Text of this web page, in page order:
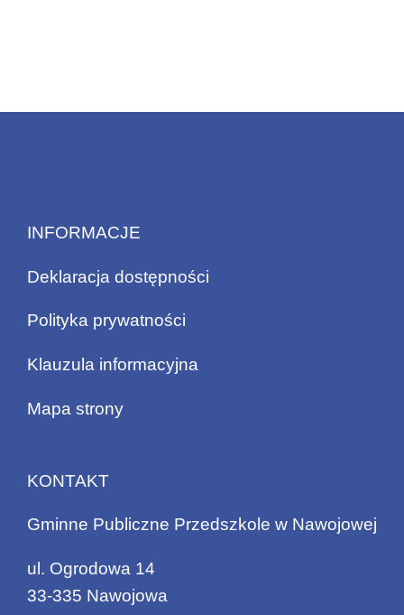
INFORMACJE
Deklaracja dostępności
Polityka prywatności
Klauzula informacyjna
Mapa strony
KONTAKT
Gminne Publiczne Przedszkole w Nawojowej
ul. Ogrodowa 14
33-335 Nawojowa